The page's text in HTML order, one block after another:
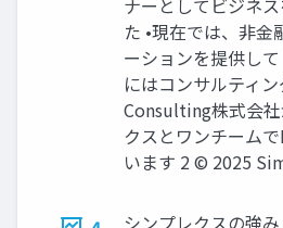
ナーとしてビジネ
た •現在では、非金
ーションを提供し
にはコンサルティ
Consulting株式会
クスとワンチーム
います 2 © 2025